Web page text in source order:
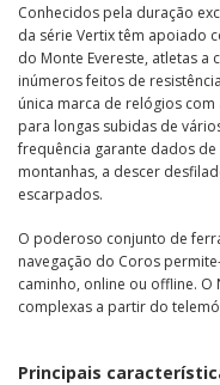
Conhecidos pela duração
da série Vertix têm apoiado
do Monte Evereste, atletas
inúmeros feitos de
única marca de relógios
para longas subidas de
frequência garante dados
montanhas, a descer
escarpados.
O poderoso conjunto de
navegação do Coros
caminho, online ou offline.
complexas a partir do
Principais